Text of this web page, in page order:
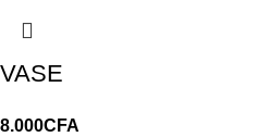
VASE
8.000CFA